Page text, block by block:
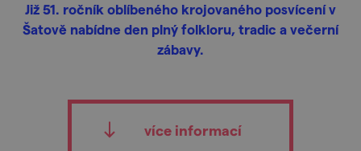
Již 51. ročník oblíbeného krojovaného posvícení v
Šatově nabídne den plný folkloru, tradic a večerní
zábavy.
více informací